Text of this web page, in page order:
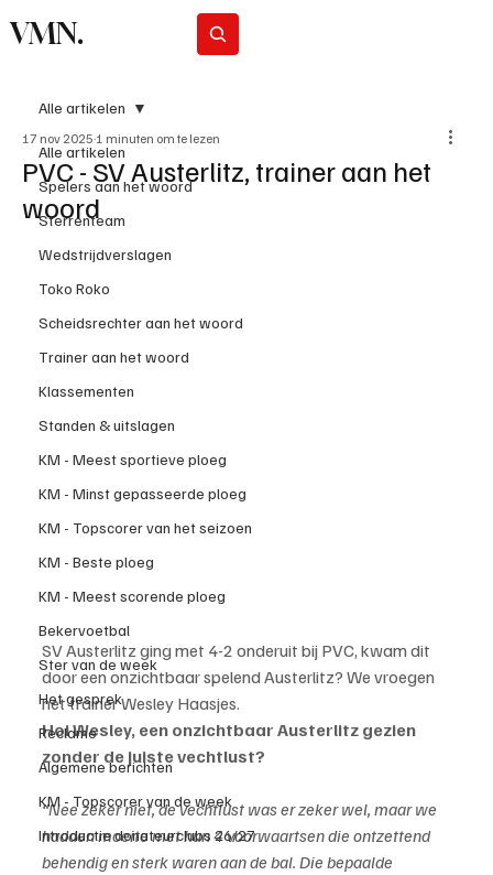
VMN.
Alle artikelen
Spelers aan het woord
Sterrenteam
Wedstrijdverslagen
Toko Roko
Scheidsrechter aan het woord
Trainer aan het woord
Klassementen
Standen & uitslagen
KM - Meest sportieve ploeg
KM - Minst gepasseerde ploeg
KM - Topscorer van het seizoen
KM - Beste ploeg
KM - Meest scorende ploeg
Bekervoetbal
Ster van de week
Het gesprek
Reclame
Algemene berichten
KM - Topscorer van de week
Introductie donateurclubs 26/27
Alle artikelen
PVC - SV Austerlitz, trainer aan het
woord
17 nov 2025 1 minuten om te lezen
SV Austerlitz ging met 4-2 onderuit bij PVC, kwam dit
door een onzichtbaar spelend Austerlitz? We vroegen
het trainer Wesley Haasjes.
Hoi Wesley, een onzichtbaar Austerlitz gezien
zonder de juiste vechtlust?
“Nee zeker niet, de vechtlust was er zeker wel, maar we
hadden moeite met hun 4 voorwaartsen die ontzettend
behendig en sterk waren aan de bal. Die bepaalde